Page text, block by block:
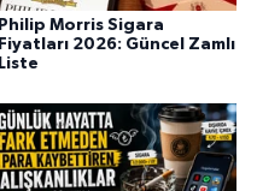
Philip Morris Sigara
Fiyatları 2026: Güncel Zamlı
Liste